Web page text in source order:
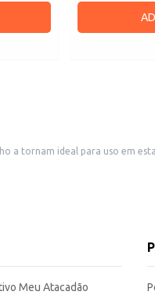
a tornam ideal para uso em
ou doméstico,
Meu Atacadão